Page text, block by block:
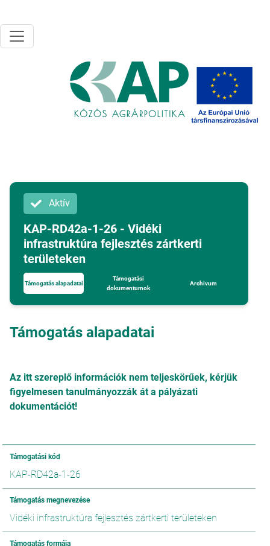
Aktív
KAP-RD42a-1-26 - Vidéki
infrastruktúra fejlesztés zártkerti
területeken
Támogatás alapadatai
Támogatási
dokumentumok
Archivum
Támogatás alapadatai
Az itt szereplő információk nem teljeskörűek, kérjük
figyelmesen tanulmányozzák át a pályázati
dokumentációt!
Támogatási kód
KAP-RD42a-1-26
Támogatás megnevezése
Vidéki infrastruktúra fejlesztés zártkerti területeken
Támogatás formája